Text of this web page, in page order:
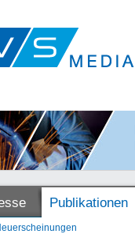
Publikationen